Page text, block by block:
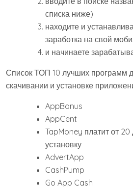
списка ниже)
находите и
заработка на свой
и начинаете
Список ТОП 10 лучших программ
скачивании и установке
AppBonus
AppCent
TapMoney платит от 20
установку
AdvertApp
CashPump
Go App Cash